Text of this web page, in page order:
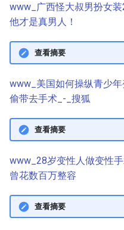
www_广西怪大叔男扮女
他才是真男人！
查看摘要
www_美国如何操纵青少
偷带去手术_-_搜狐
查看摘要
www_28岁变性人做变性
曾花数百万整容
查看摘要